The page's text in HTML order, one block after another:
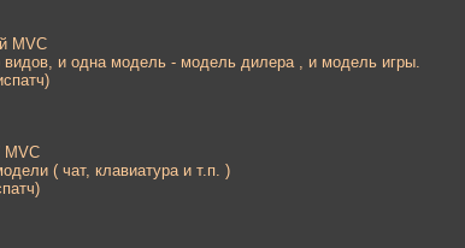
MVC
видов, и одна модель - модель дилера , и модель игры.
MVC
( чат, клавиатура и т.п. )